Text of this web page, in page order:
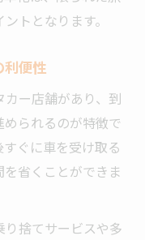
トとなります。
利便性
ー店舗があり、到
られるのが特徴で
ぐに車を受け取る
省くことができま
り捨てサービスや多